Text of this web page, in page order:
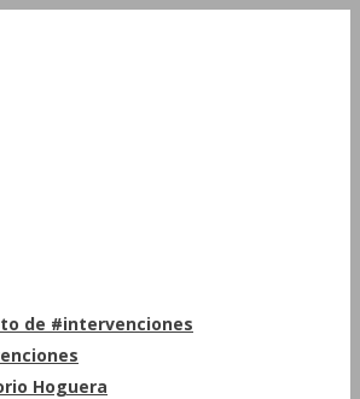
de #intervenciones
Hoguera